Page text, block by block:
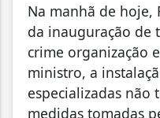
Na manhã de hoje,
da inauguração de
crime organização
ministro, a
especializadas não
medidas tomadas